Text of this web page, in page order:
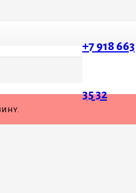
+7 918 663
35 32